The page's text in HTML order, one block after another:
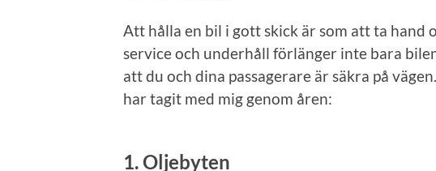
Att hålla en bil i gott skick är som att ta hand
service och underhåll förlänger inte bara
att du och dina passagerare är säkra på
har tagit med mig genom åren:
1.Oljebyten